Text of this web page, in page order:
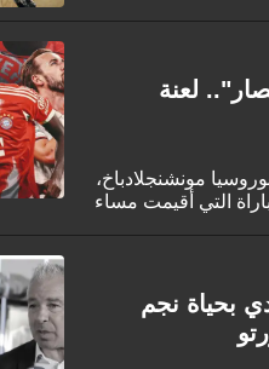
لعنة
3-0 على مضيفه بوروسيا مونشنجلادباخ،
70 دقيقة، في المباراة التي أقيمت مساء
الألماني.
بحياة نجم